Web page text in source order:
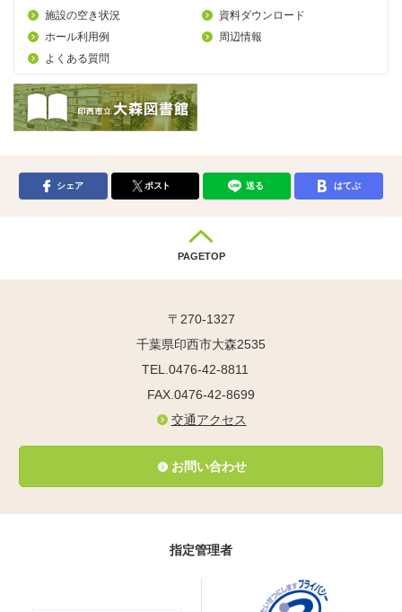
施設の空き状況
資料ダウンロード
ホール利用例
周辺情報
よくある質問
シェア ポスト 送る はてぶ
PAGETOP
〒270-1327
千葉県印西市大森2535
TEL.0476-42-8811
FAX.0476-42-8699
交通アクセス
お問い合わせ
指定管理者